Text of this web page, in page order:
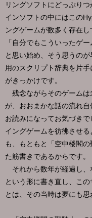
リングソフトにどっぷり
インソフトの中にはこの
ングゲームが数多く存在
「自分でもこういったゲ
と思い始め、そう思うの
用のスクリプト辞典を片
がきっかけです。
残念ながらそのゲームは
が、おおまかな話の流れ自
お読みになってお気づき
イングゲームを彷彿させ
も、もともと「空中楼閣
た筋書きであるからです。
それから数年が経過し、
という形に書き直し、こ
とは、その当時は夢にも思